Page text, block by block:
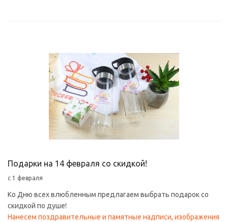
Подарки на 14 февраля со скидкой!
с 1 февраля
Ко Дню всех влюбленным предлагаем выбрать подарок со
скидкой по душе!
Нанесем поздравительные и памятные надписи, изображения